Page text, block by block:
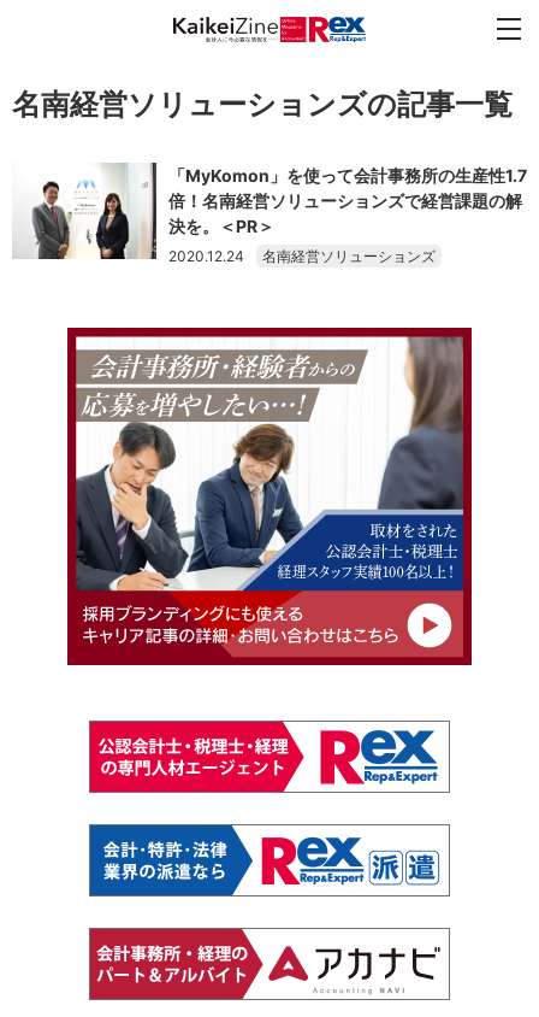
名南経営ソリューションズの記事一覧
「MyKomon」を使って会計事務所の生産性1.7
倍！名南経営ソリューションズで経営課題の解
決を。＜PR＞
2020.12.24 名南経営ソリューションズ